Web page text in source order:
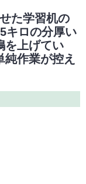
た学習机の
キロの分厚い
を上げてい
作業が控え